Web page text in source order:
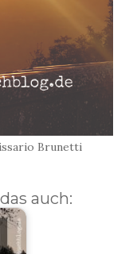
Brunetti
auch: